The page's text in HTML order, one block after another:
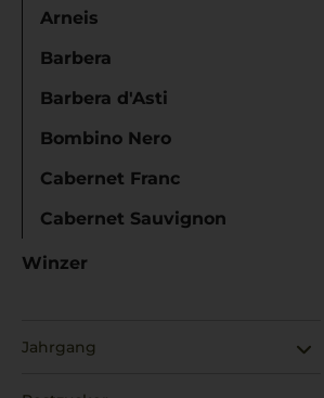
Arneis
Barbera
Barbera d'Asti
Bombino Nero
Cabernet Franc
Cabernet Sauvignon
Cannonau
Carricante
Winzer
Jahrgang